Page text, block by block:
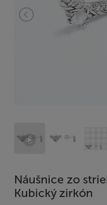
Náušnice zo
Kubický zirkón